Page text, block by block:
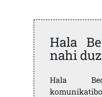
Hala
nahi
Hala